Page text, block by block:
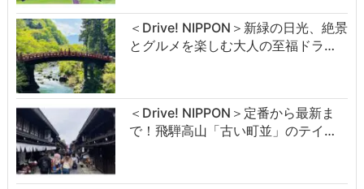
＜Drive! NIPPON＞新緑の日光、絶景
とグルメを楽しむ大人の至福ドラ…
＜Drive! NIPPON＞定番から最新ま
で！飛騨高山「古い町並」のテイ…